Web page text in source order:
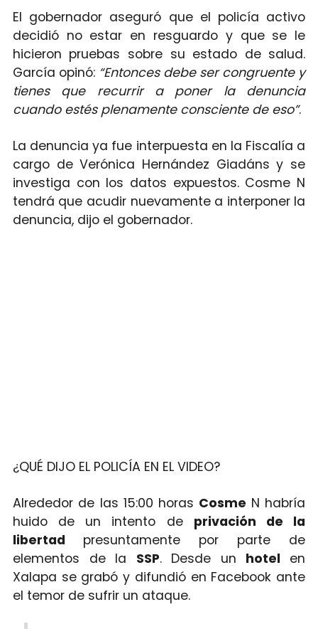
El gobernador aseguró que el policía activo
decidió no estar en resguardo y que se le
hicieron pruebas sobre su estado de salud.
García opinó: “Entonces debe ser congruente y
tienes que recurrir a poner la denuncia
cuando estés plenamente consciente de eso”.
La denuncia ya fue interpuesta en la Fiscalía a
cargo de Verónica Hernández Giadáns y se
investiga con los datos expuestos. Cosme N
tendrá que acudir nuevamente a interponer la
denuncia, dijo el gobernador.
¿QUÉ DIJO EL POLICÍA EN EL VIDEO?
Alrededor de las 15:00 horas Cosme N habría
huido de un intento de privación de la
libertad presuntamente por parte de
elementos de la SSP. Desde un hotel en
Xalapa se grabó y difundió en Facebook ante
el temor de sufrir un ataque.